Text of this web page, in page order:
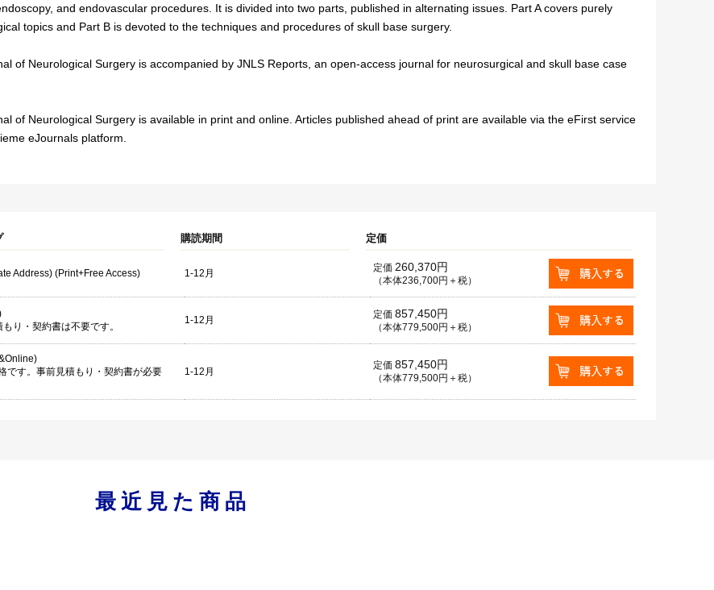
and endovascular procedures. It is divided into two parts, published in alternating issues. Part A covers purely
topics and Part B is devoted to the techniques and procedures of skull base surgery.
of Neurological Surgery is accompanied by JNLS Reports, an open-access journal for neurosurgical and skull base case
of Neurological Surgery is available in print and online. Articles published ahead of print are available via the eFirst service
eJournals platform.
購読期間 定価
Address) (Print+Free Access) 1-12月 定価 260,370円
（本体236,700円＋税）
り・契約書は不要です。
1-12月 定価 857,450円
（本体779,500円＋税）
です。事前見積もり・契約書が必要
1-12月
定価 857,450円
（本体779,500円＋税）
最近見た商品